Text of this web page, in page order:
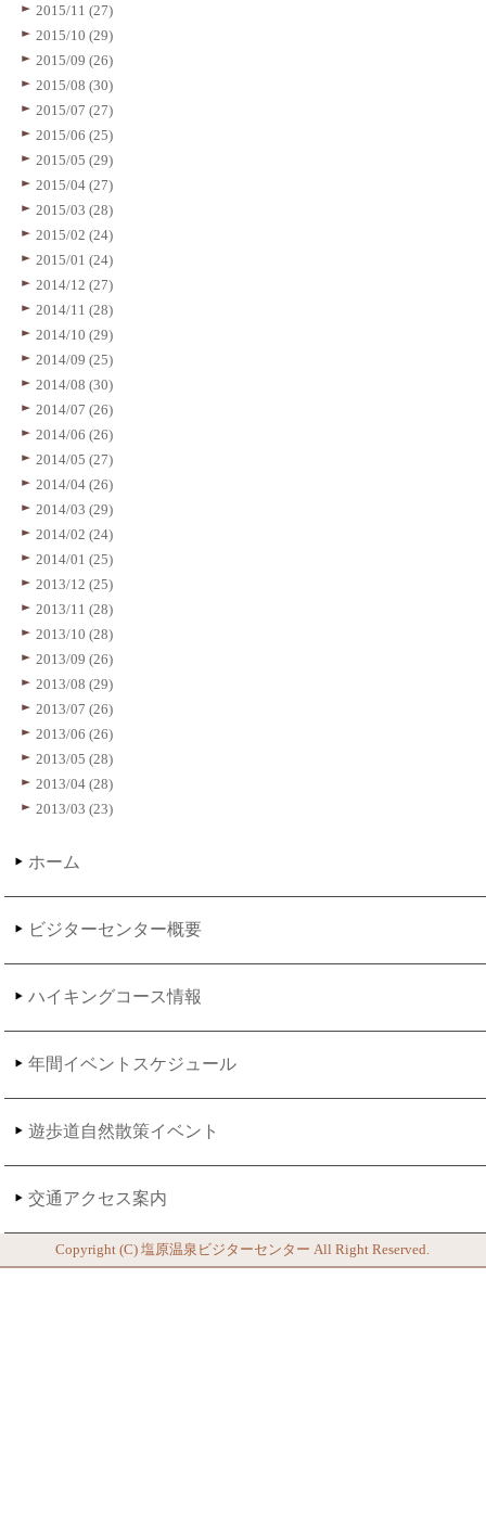
2015/11 (27)
2015/10 (29)
2015/09 (26)
2015/08 (30)
2015/07 (27)
2015/06 (25)
2015/05 (29)
2015/04 (27)
2015/03 (28)
2015/02 (24)
2015/01 (24)
2014/12 (27)
2014/11 (28)
2014/10 (29)
2014/09 (25)
2014/08 (30)
2014/07 (26)
2014/06 (26)
2014/05 (27)
2014/04 (26)
2014/03 (29)
2014/02 (24)
2014/01 (25)
2013/12 (25)
2013/11 (28)
2013/10 (28)
2013/09 (26)
2013/08 (29)
2013/07 (26)
2013/06 (26)
2013/05 (28)
2013/04 (28)
2013/03 (23)
ホーム
ビジターセンター概要
ハイキングコース情報
年間イベントスケジュール
遊歩道自然散策イベント
交通アクセス案内
Copyright (C)塩原温泉ビジターセンター All Right Reserved.